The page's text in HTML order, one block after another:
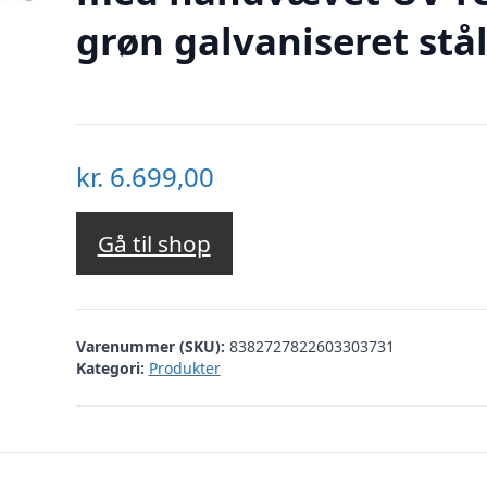
grøn galvaniseret stål
kr. 6.699,00
Gå til shop
Varenummer (SKU): 8382727822603303731
Kategori: Produkter